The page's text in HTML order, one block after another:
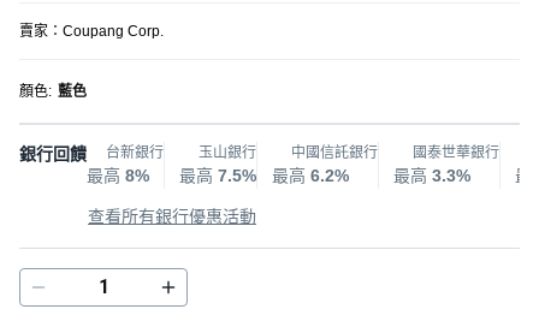
賣家： Coupang Corp.
顏色: 藍色
銀行回饋 台新銀行
最高 8%
玉山銀行
最高 7.5%
中國信託銀行
最高 6.2%
國泰世華銀行
最高 3.3% 最
查看所有銀行優惠活動